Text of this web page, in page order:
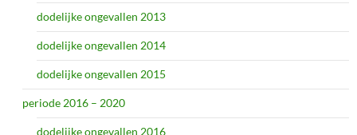
dodelijke ongevallen 2013
dodelijke ongevallen 2014
dodelijke ongevallen 2015
periode 2016 – 2020
dodelijke ongevallen 2016